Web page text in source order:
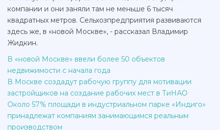
компании и они заняли там не меньше 6 тысяч
квадратных метров. Сельхозпредприятия развиваются
здесь же, в «новой Москве», - рассказал Владимир
Жидкин.
В «новой Москве» ввели более 50 объектов
недвижимости с начала года
В Москве создадут рабочую группу для мотивации
застройщиков на создание рабочих мест в ТиНАО
Около 57% площади в индустриальном парке «Индиго»
принадлежат компаниям занимающимся реальным
производством